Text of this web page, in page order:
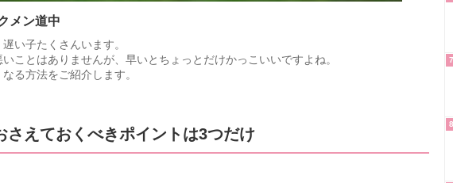
メン道中
い子たくさんいます。
ことはありませんが、早いとちょっとだけかっこいいですよね。
る方法をご紹介します。
さえておくべきポイントは3つだけ
7
8